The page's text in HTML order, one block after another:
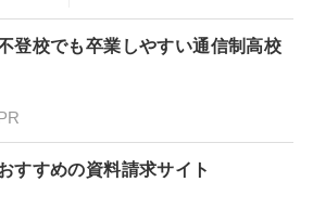
門家が
登校でも卒業しやすい通信制高校
すすめの資料請求サイト